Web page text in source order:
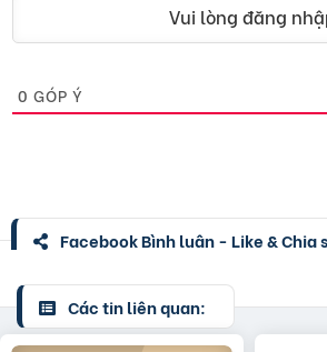
Vui lòng đăng
0 GÓP Ý
Facebook Bình luận - Like & Chia
Các tin liên quan: